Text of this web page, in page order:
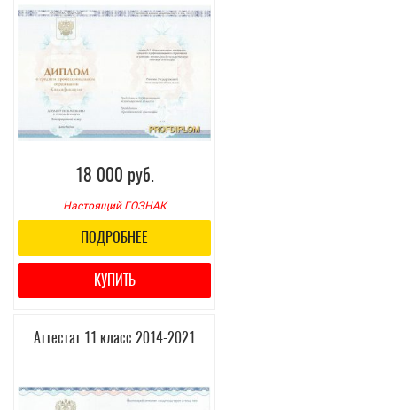
18 000 руб.
Настоящий ГОЗНАК
ПОДРОБНЕЕ
КУПИТЬ
Аттестат 11 класс 2014-2021